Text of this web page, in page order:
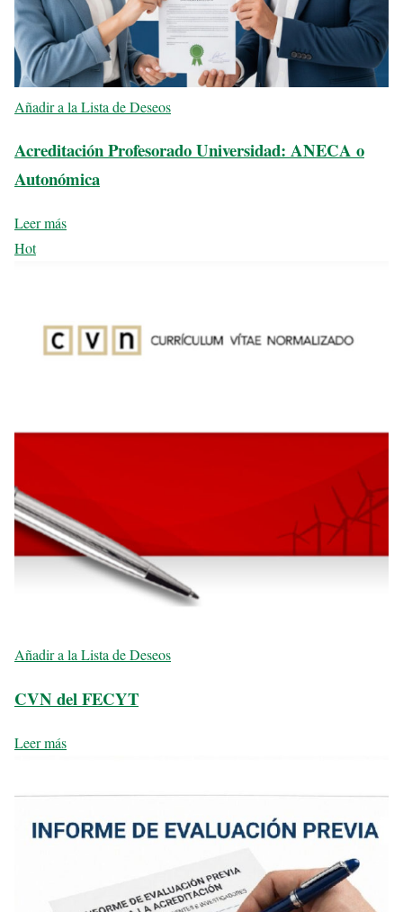
Añadir a la Lista de Deseos
Acreditación Profesorado Universidad: ANECA o
Autonómica
Leer más
Hot
Añadir a la Lista de Deseos
CVN del FECYT
Leer más